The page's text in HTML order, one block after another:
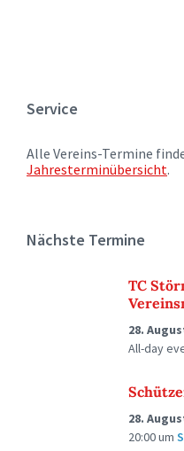
Service
Alle Vereins-Termine
Jahresterminübersicht.
Nächste Termine
TC
28.
All-day
28.
20:00um